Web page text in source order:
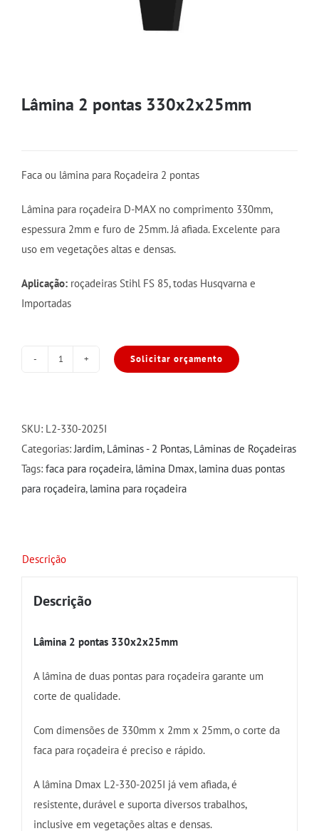
Lâmina 2 pontas 330x2x25mm
Faca ou lâmina para Roçadeira 2 pontas
Lâmina para roçadeira D-MAX no comprimento 330mm,
espessura 2mm e furo de 25mm. Já afiada. Excelente para
uso em vegetações altas e densas.
Aplicação: roçadeiras Stihl FS 85, todas Husqvarna e
Importadas
330x2x25mm
quantidade
Solicitar orçamento
SKU: L2-330-2025I
Categorias: Jardim, Lâminas - 2 Pontas, Lâminas de Roçadeiras
Tags: faca para roçadeira, lâmina Dmax, lamina duas pontas
para roçadeira, lamina para roçadeira
Descrição
Descrição
Lâmina 2 pontas 330x2x25mm
A lâmina de duas pontas para roçadeira garante um
corte de qualidade.
Com dimensões de 330mm x 2mm x 25mm, o corte da
faca para roçadeira é preciso e rápido.
A lâmina Dmax L2-330-2025I já vem afiada, é
resistente, durável e suporta diversos trabalhos,
inclusive em vegetações altas e densas.